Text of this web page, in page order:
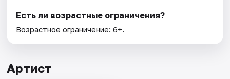
Есть ли возрастные ограничения?
Возрастное ограничение: 6+.
Артист